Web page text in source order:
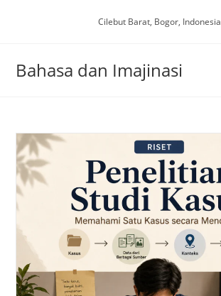
Cilebut Barat, Bogor, Indonesia
Bahasa dan Imajinasi